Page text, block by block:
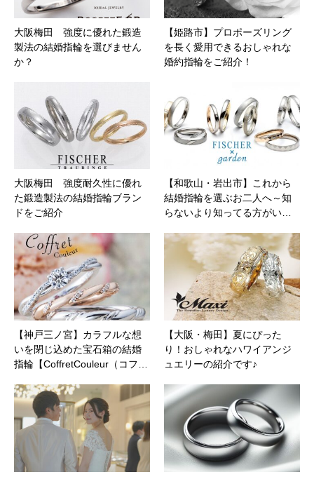
大阪梅田 強度に優れた鍛造
製法の結婚指輪を選びません
か？
【姫路市】プロポーズリング
を長く愛用できるおしゃれな
婚約指輪をご紹介！
大阪梅田 強度耐久性に優れ
た鍛造製法の結婚指輪ブラン
ドをご紹介
【和歌山・岩出市】これから
結婚指輪を選ぶお二人へ～知
らないより知ってる方がい…
【神戸三ノ宮】カラフルな想
いを閉じ込めた宝石箱の結婚
指輪【CoffretCouleur（コフ…
【大阪・梅田】夏にぴった
り！おしゃれなハワイアンジ
ュエリーの紹介です♪